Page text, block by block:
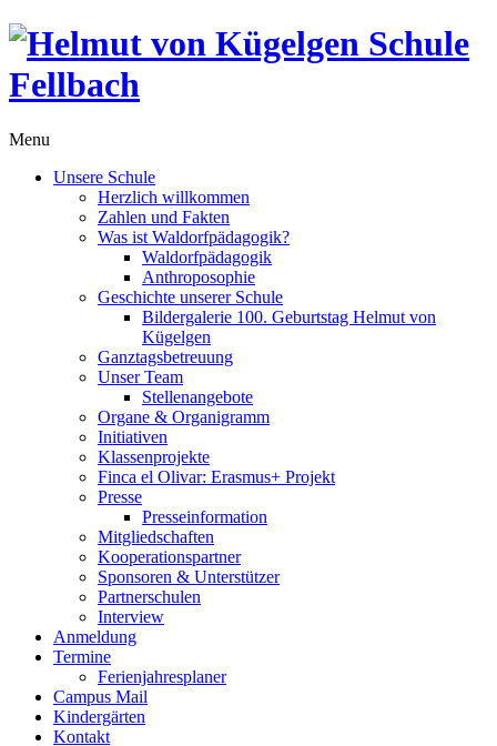
Menu
Unsere Schule
Herzlich willkommen
Zahlen und Fakten
Was ist Waldorfpädagogik?
Waldorfpädagogik
Anthroposophie
Geschichte unserer Schule
Bildergalerie 100. Geburtstag Helmut von
Kügelgen
Ganztagsbetreuung
Unser Team
Stellenangebote
Organe & Organigramm
Initiativen
Klassenprojekte
Finca el Olivar: Erasmus+ Projekt
Presse
Presseinformation
Mitgliedschaften
Kooperationspartner
Sponsoren & Unterstützer
Partnerschulen
Interview
Anmeldung
Termine
Ferienjahresplaner
Campus Mail
Kindergärten
Kontakt